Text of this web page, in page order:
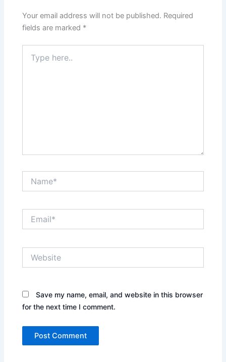
Your email address will not be published. Required
fields are marked *
here..
Save my name, email, and website in this browser
for the next time I comment.